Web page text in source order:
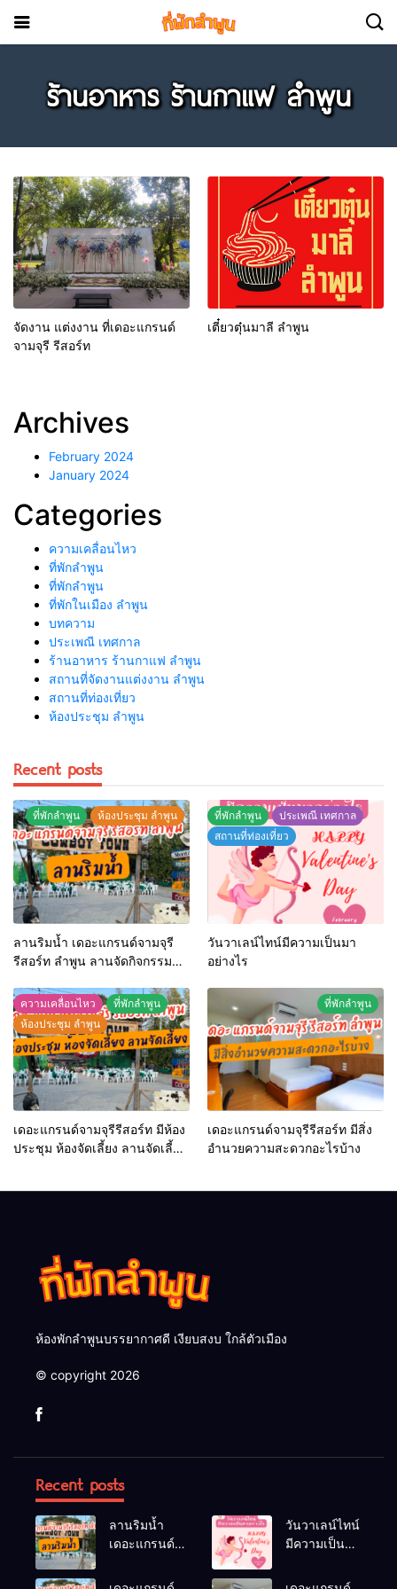
ร้านอาหาร ร้านกาแฟ ลำพูน
จัดงาน แต่งงาน ที่เดอะแกรนด์
จามจุรี รีสอร์ท
เตี๋ยวตุ๋นมาลี ลำพูน
Archives
February 2024
January 2024
Categories
ความเคลื่อนไหว
ที่พักลำพูน
ที่พักลําพูน
ที่พักในเมือง ลำพูน
บทความ
ประเพณี เทศกาล
ร้านอาหาร ร้านกาแฟ ลำพูน
สถานที่จัดงานแต่งงาน ลำพูน
สถานที่ท่องเที่ยว
ห้องประชุม ลำพูน
Recent posts
ที่พักลำพูน ห้องประชุม ลำพูน
ลานริมน้ำ เดอะแกรนด์จามจุรี
รีสอร์ท ลำพูน ลานจัดกิจกรรม
ที่พักลำพูน
ประเพณี เทศกาล
สถานที่ท่องเที่ยว
วันวาเลน์ไทน์มีความเป็นมา
อย่างไร
ความเคลื่อนไหว
ที่พักลำพูน
ห้องประชุม ลำพูน
เดอะแกรนด์จามจุรีรีสอร์ท มีห้อง
ประชุม ห้องจัดเลี้ยง ลานจัดเลี้ยง
ที่พักลำพูน
เดอะแกรนด์จามจุรีรีสอร์ท มีสิ่ง
อำนวยความสะดวกอะไรบ้าง
ห้องพักลำพูนบรรยากาศดี เงียบสงบ ใกล้ตัวเมือง
© copyright 2026
Recent posts
ลานริมน้ำ
เดอะแกรนด์
ลำพูน ลานจัด
วันวาเลน์ไทน์
มีความเป็นมา